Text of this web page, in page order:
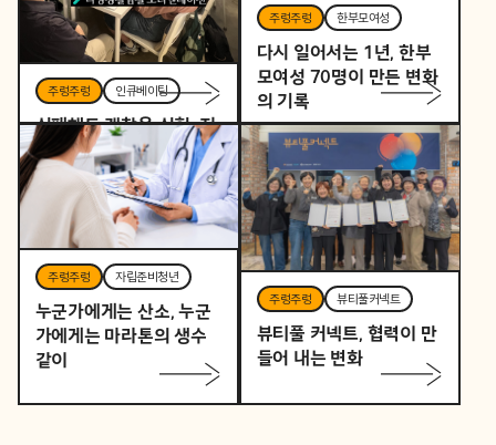
주렁주렁 인큐베이팅
실패해도 괜찮은 실험, 지
역을 바꾸는 작은 시작
주렁주렁 한부모여성
다시 일어서는 1년, 한부
모여성 70명이 만든 변화
의 기록
주렁주렁 자립준비청년
누군가에게는 산소, 누군
가에게는 마라톤의 생수
같이
주렁주렁 뷰티풀커넥트
뷰티풀 커넥트, 협력이 만
들어 내는 변화